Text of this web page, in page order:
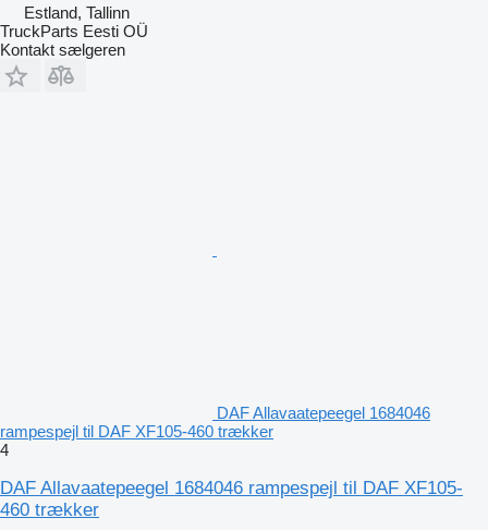
Estland, Tallinn
TruckParts Eesti OÜ
Kontakt sælgeren
DAF Allavaatepeegel 1684046
rampespejl til DAF XF105-460 trækker
4
DAF Allavaatepeegel 1684046 rampespejl til DAF XF105-
460 trækker